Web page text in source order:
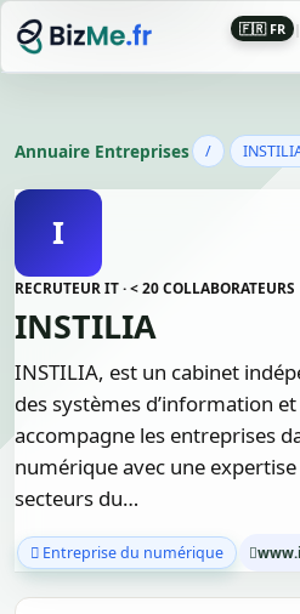
🇫🇷 FR |
Annuaire Entreprises /
I
RECRUTEUR IT · < 20 COLLABORATEURS
INSTILIA
INSTILIA, est un cabinet
des systèmes d’information
accompagne les entreprises
numérique avec une
secteurs du…
Entreprise du numérique